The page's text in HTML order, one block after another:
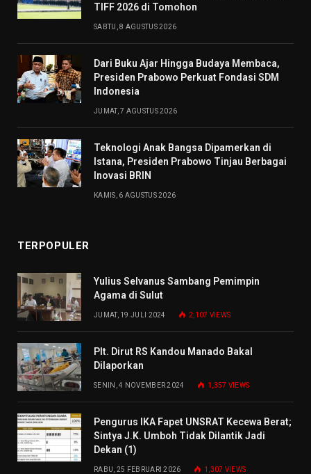
TIFF 2026 di Tomohon
SABTU, 8 AGUSTUS 2026
Dari Buku Ajar Hingga Budaya Membaca,
Presiden Prabowo Perkuat Fondasi SDM
Indonesia
JUMAT, 7 AGUSTUS 2026
Teknologi Anak Bangsa Dipamerkan di
Istana, Presiden Prabowo Tinjau Berbagai
Inovasi BRIN
KAMIS, 6 AGUSTUS 2026
TERPOPULER
Yulius Selvanus Sambang Pemimpin
Agama di Sulut
JUMAT, 19 JULI 2024 2,107 VIEWS
Plt. Dirut RS Kandou Manado Bakal
Dilaporkan
SENIN, 4 NOVEMBER 2024 1,357 VIEWS
Pengurus IKA Fapet UNSRAT Kecewa Berat;
Sintya J.K. Umboh Tidak Dilantik Jadi
Dekan (1)
RABU, 25 FEBRUARI 2026 1,307 VIEWS